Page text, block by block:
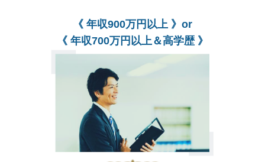
《 年収900万円以上 》or
《 年収700万円以上＆高学歴 》